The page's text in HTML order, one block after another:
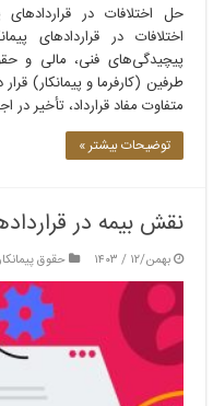
حل اختلافات در
اختلافات در قراردادهای
پیچیدگی‌های فنی، مالی و
طرفین (کارفرما و پیمانکار)
متفاوت مفاد قرارداد، تأخیر
توضیحات بیشتر »
نقش بیمه در
بهمن/۱۲ / ۱۴۰۳ حقوق